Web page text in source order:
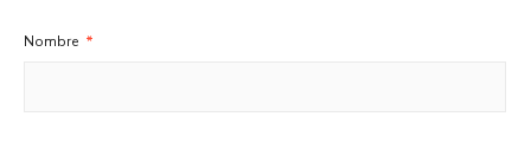
Nombre *